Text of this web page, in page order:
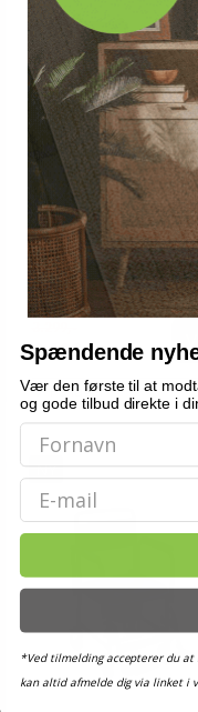
ANTAR
Kørestol aluminium
AT52311, foldbar 46 cm
3.199,-
På lager
NY
Spændende
Vær den første til at
og gode tilbud direkte i
Email
*Ved tilmelding accepterer du
kan altid afmelde dig via linket i